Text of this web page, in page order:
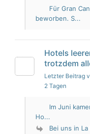
Für Gran
beworben. S...
Hotels
trotzdem
Letzter Beitrag
2 Tagen
Im Juni
Ho...
Bei uns in